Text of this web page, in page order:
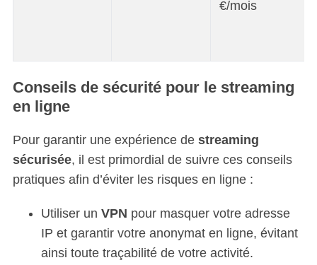
€/mois
Conseils de sécurité pour le streaming
en ligne
Pour garantir une expérience de streaming
sécurisée, il est primordial de suivre ces conseils
pratiques afin d’éviter les risques en ligne :
Utiliser un VPN pour masquer votre adresse
IP et garantir votre anonymat en ligne, évitant
ainsi toute traçabilité de votre activité.
c
h
r
: